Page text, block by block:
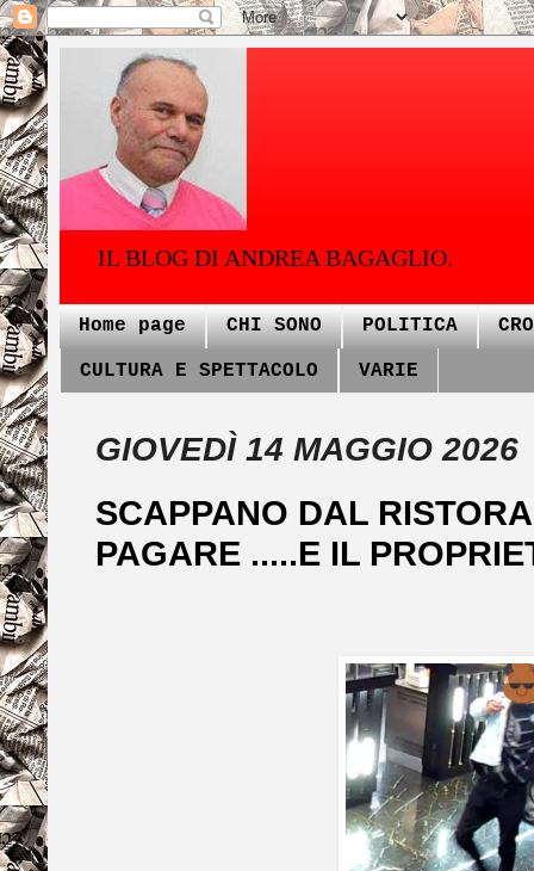
IL BLOG DI ANDREA BAGAGLIO.
Home page CHI SONO POLITICA
CULTURA E SPETTACOLO VARIE
GIOVEDÌ 14 MAGGIO 2026
SCAPPANO DAL
PAGARE .....E IL